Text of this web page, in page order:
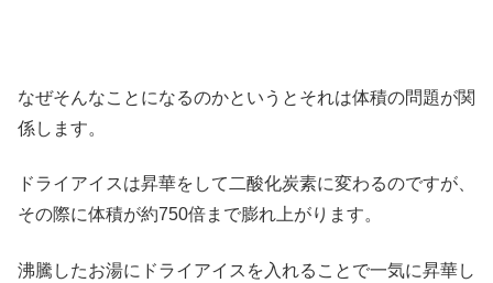
なぜそんなことになるのかというとそれは体積の問題が関
係します。
ドライアイスは昇華をして二酸化炭素に変わるのですが、
その際に体積が約750倍まで膨れ上がります。
沸騰したお湯にドライアイスを入れることで一気に昇華し